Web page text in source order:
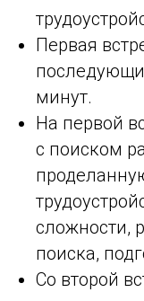
Первая
минут.
На первой
с поиском
сложности,
поиска,
Со второй